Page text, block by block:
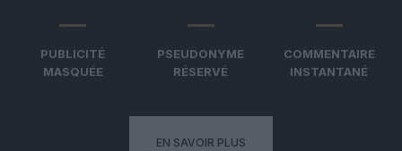
PUBLICITÉ
MASQUÉE
PSEUDONYME
RÉSERVÉ
COMMENTAIRE
INSTANTANÉ
EN SAVOIR PLUS